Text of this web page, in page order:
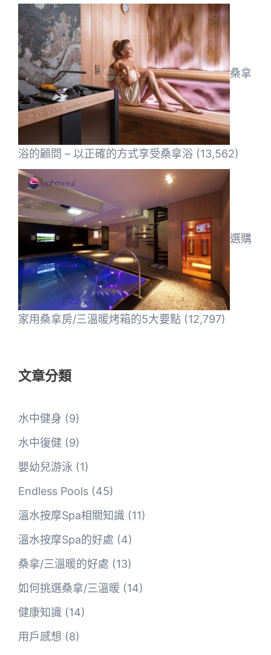
桑拿
浴的顧問 – 以正確的方式享受桑拿浴 (13,562)
選購
家用桑拿房/三溫暖烤箱的5大要點 (12,797)
文章分類
水中健身 (9)
水中復健 (9)
嬰幼兒游泳 (1)
Endless Pools (45)
溫水按摩Spa相關知識 (11)
溫水按摩Spa的好處 (4)
桑拿/三溫暖的好處 (13)
如何挑選桑拿/三溫暖 (14)
健康知識 (14)
用戶感想 (8)